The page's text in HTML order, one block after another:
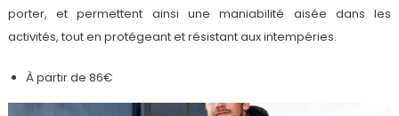
porter, et permettent ainsi une maniabilité aisée dans les
activités, tout en protégeant et résistant aux intempéries.
À partir de 86€